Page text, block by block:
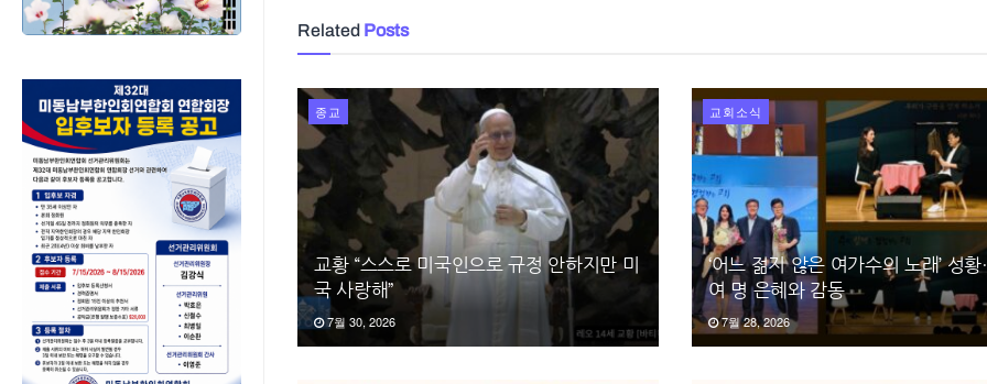
Related Posts
종교
교황 “스스로 미국인으로 규정 안하지만 미
국 사랑해”
7월 30, 2026
교회소식
‘어느 젊지 않은 여가수의 노래’ 성
여 명 은혜와 감동
7월 28, 2026